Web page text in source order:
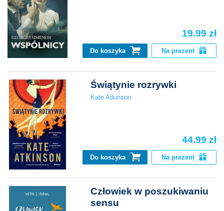
19.99 zł
Do koszyka Na prezent
Świątynie rozrywki
Kate Atkinson
44.99 zł
Do koszyka Na prezent
Człowiek w poszukiwaniu
sensu